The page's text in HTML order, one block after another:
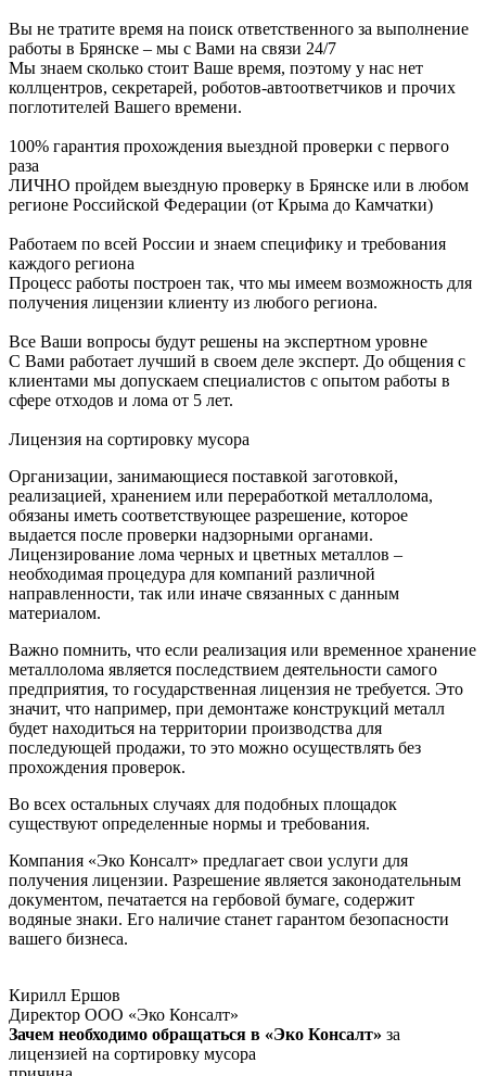
Вы не тратите время на поиск ответственного за выполнение
работы в Брянске – мы с Вами на связи 24/7
Мы знаем сколько стоит Ваше время, поэтому у нас нет
коллцентров, секретарей, роботов-автоответчиков и прочих
поглотителей Вашего времени.
100% гарантия прохождения выездной проверки с первого
раза
ЛИЧНО пройдем выездную проверку в Брянске или в любом
регионе Российской Федерации (от Крыма до Камчатки)
Работаем по всей России и знаем специфику и требования
каждого региона
Процесс работы построен так, что мы имеем возможность для
получения лицензии клиенту из любого региона.
Все Ваши вопросы будут решены на экспертном уровне
С Вами работает лучший в своем деле эксперт. До общения с
клиентами мы допускаем специалистов с опытом работы в
сфере отходов и лома от 5 лет.
Лицензия на сортировку мусора
Организации, занимающиеся поставкой заготовкой,
реализацией, хранением или переработкой металлолома,
обязаны иметь соответствующее разрешение, которое
выдается после проверки надзорными органами.
Лицензирование лома черных и цветных металлов –
необходимая процедура для компаний различной
направленности, так или иначе связанных с данным
материалом.
Важно помнить, что если реализация или временное хранение
металлолома является последствием деятельности самого
предприятия, то государственная лицензия не требуется. Это
значит, что например, при демонтаже конструкций металл
будет находиться на территории производства для
последующей продажи, то это можно осуществлять без
прохождения проверок.
Во всех остальных случаях для подобных площадок
существуют определенные нормы и требования.
Компания «Эко Консалт» предлагает свои услуги для
получения лицензии. Разрешение является законодательным
документом, печатается на гербовой бумаге, содержит
водяные знаки. Его наличие станет гарантом безопасности
вашего бизнеса.
Кирилл Ершов
Директор ООО «Эко Консалт»
Зачем необходимо обращаться в «Эко Консалт» за
лицензией на сортировку мусора